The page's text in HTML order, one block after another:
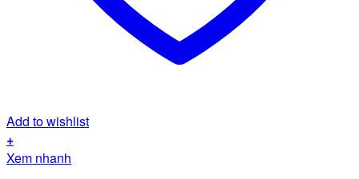
Add to wishlist
+
Xem nhanh